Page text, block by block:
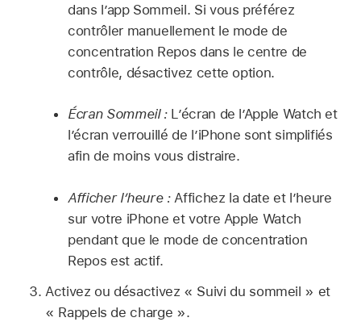
dans l’app Sommeil. Si vous préférez
contrôler manuellement le mode de
concentration Repos dans le centre de
contrôle, désactivez cette option.
Écran Sommeil : L’écran de l’Apple Watch et
l’écran verrouillé de l’iPhone sont simplifiés
afin de moins vous distraire.
Afficher l’heure : Affichez la date et l’heure
sur votre iPhone et votre Apple Watch
pendant que le mode de concentration
Repos est actif.
Activez ou désactivez « Suivi du sommeil » et
« Rappels de charge ».